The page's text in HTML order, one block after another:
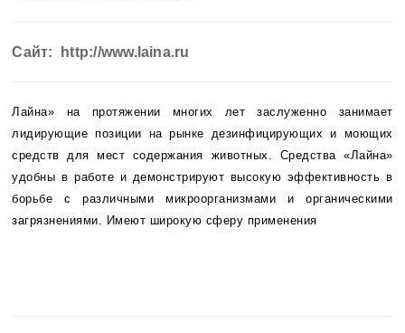
Сайт: http://www.laina.ru
Лайна» на протяжении многих лет заслуженно занимает
лидирующие позиции на рынке дезинфицирующих и моющих
средств для мест содержания животных. Средства «Лайна»
удобны в работе и демонстрируют высокую эффективность в
борьбе с различными микроорганизмами и органическими
загрязнениями. Имеют широкую сферу применения